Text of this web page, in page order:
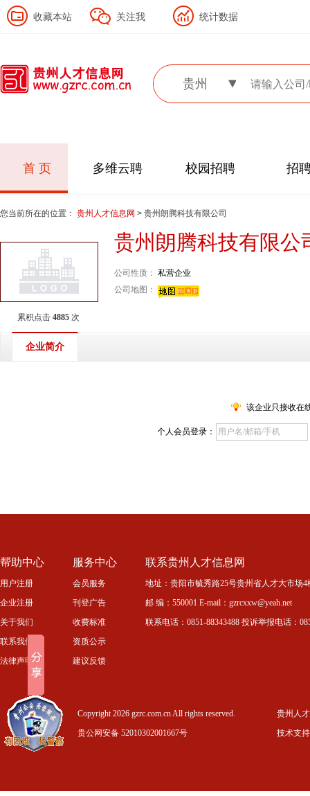
收藏本站 关注我 统计数据
贵州
首 页 多维云聘 校园招聘 招
您当前所在的位置： 贵州人才信息网 > 贵州朗腾科技有限公司
累积点击 4885 次
贵州朗腾科技有限公
公司性质： 私营企业
公司地图：
企业简介
该企业只接收在
个人会员登录：
帮助中心
用户注册
企业注册
关于我们
联系我们
法律声明
服务中心
会员服务
刊登广告
收费标准
资质公示
建议反馈
联系贵州人才信息网
地址：贵阳市毓秀路25号贵州省人才大市场
邮 编：550001 E-mail：gzrcxxw@yeah.net
联系电话：0851-88343488 投诉举报电话：
Copyright 2026 gzrc.com.cn All rights reserved.
贵公网安备 52010302001667号
贵州人
技术支